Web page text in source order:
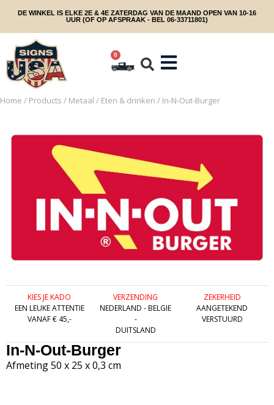
DE WINKEL IS ELKE 2E & 4E ZATERDAG VAN DE MAAND OPEN VAN 10-16
UUR (OF OP AFSPRAAK - BEL 06-33711801)
0
Home / Products / Metaal / Eten & drinken / In-N-Out-Burger
KIES JE KADO
EEN LEUKE ATTENTIE
VANAF € 45,-
VERZENDING
NEDERLAND - BELGIE
-
DUITSLAND
ZEKERHEID
AANGETEKEND
VERSTUURD
In-N-Out-Burger
Afmeting 50 x 25 x 0,3 cm